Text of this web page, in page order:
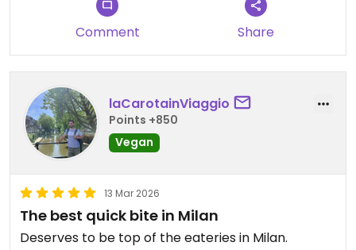
Comment Share
laCarotainViaggio
Points +850
Vegan
13 Mar 2026
The best quick bite in Milan
Deserves to be top of the eateries in Milan.